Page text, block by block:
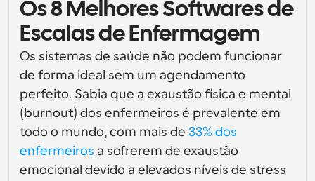
Para Indivíduos
Agendamento pessoal simplificado
Para Equipas
Agendamento colaborativo para grupos
Para Organizações
Equipas maiores que agendam para um maior controlo
Para Empresas
Empresa
Desenvolvedor
Documentação do Desenvolvedor
Documentação para a plataforma Cal.com
API
Recursos
Tipo de Letra: Cal Sans UI & Text
O nosso próprio tipo de letra variável para o design de
Preços
Os 8 Melhores Softwares de
Escalas de Enfermagem
Os sistemas de saúde não podem funcionar
de forma ideal sem um agendamento
perfeito. Sabia que a exaustão física e mental
(burnout) dos enfermeiros é prevalente em
todo o mundo, com mais de 33% dos
enfermeiros a sofrerem de exaustão
emocional devido a elevados níveis de stress